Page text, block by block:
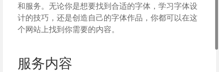
和服务。无论你是想要找到合适的字体，学习字体设
计的技巧，还是创造自己的字体作品，你都可以在这
个网站上找到你需要的内容。
服务内容